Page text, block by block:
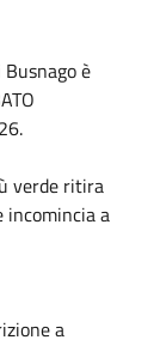
Busnago è
verde ritira
incomincia a
a